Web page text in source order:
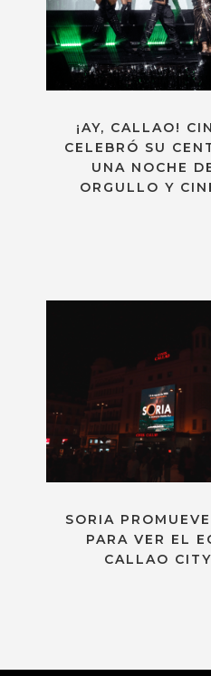
¡AY, CALLAO!
CELEBRÓ SU
UNA NOCHE
ORGULLO Y
SORIA
PARA VER EL
CALLAO